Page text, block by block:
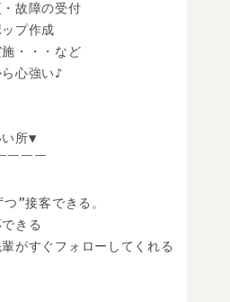
故障の受付
プ作成
・・・など
心強い♪
所▼
￣￣￣
”接客できる。
きる
がすぐフォローしてくれる